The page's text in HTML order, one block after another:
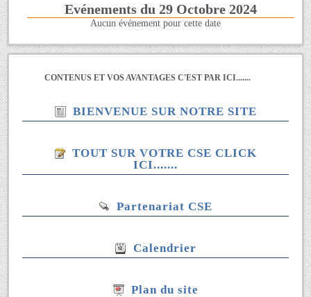
CONTENUS ET VOS AVANTAGES C'EST PAR ICI.......
BIENVENUE SUR NOTRE SITE
TOUT SUR VOTRE CSE CLICK
ICI.......
Partenariat CSE
Calendrier
Plan du site
Evénements du 29 Octobre 2024
Aucun événement pour cette date